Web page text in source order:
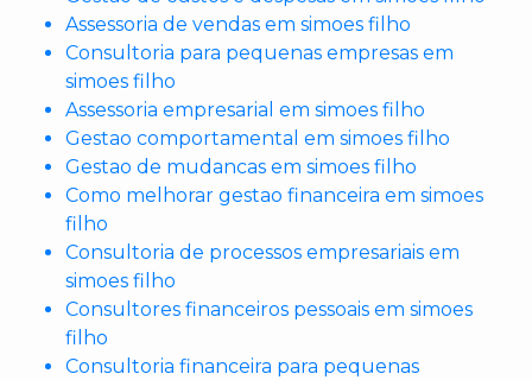
Assessoria de vendas em simoes filho
Consultoria para pequenas empresas em
simoes filho
Assessoria empresarial em simoes filho
Gestao comportamental em simoes filho
Gestao de mudancas em simoes filho
Como melhorar gestao financeira em simoes
filho
Consultoria de processos empresariais em
simoes filho
Consultores financeiros pessoais em simoes
filho
Consultoria financeira para pequenas